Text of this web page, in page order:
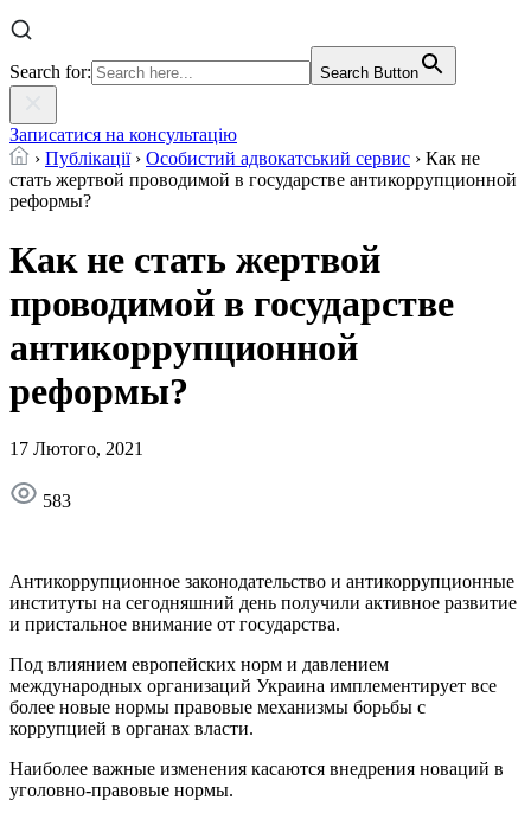
Search for: Search Button
Записатися на консультацію
› Публікації› Особистий адвокатський сервис › Как не
стать жертвой проводимой в государстве антикоррупционной
реформы?
Как не стать жертвой
проводимой в государстве
антикоррупционной
реформы?
17 Лютого, 2021
583
Антикоррупционное законодательство и антикоррупционные
институты на сегодняшний день получили активное развитие
и пристальное внимание от государства.
Под влиянием европейских норм и давлением
международных организаций Украина имплементирует все
более новые нормы правовые механизмы борьбы с
коррупцией в органах власти.
Наиболее важные изменения касаются внедрения новаций в
уголовно-правовые нормы.